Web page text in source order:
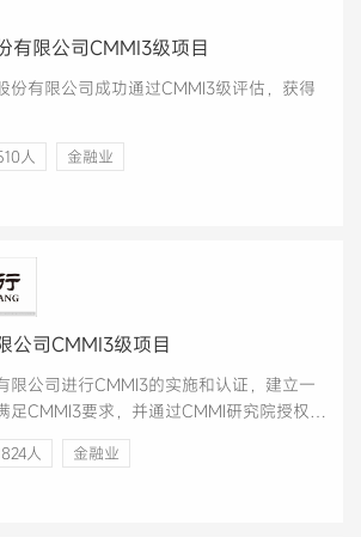
有限公司CMMI3级项目
份有限公司成功通过CMMI3级评估，获得
人 金融业
公司CMMI3级项目
限公司进行CMMI3的实施和认证，建立一
足CMMI3要求，并通过CMMI研究院授权主
人 金融业